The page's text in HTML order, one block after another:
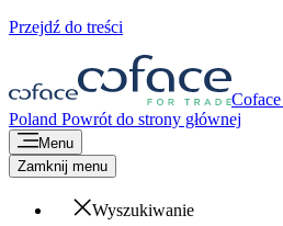
Przejdź do treści
Poland Powrót do strony głównej
Menu
Zamknij menu
Wyszukiwanie